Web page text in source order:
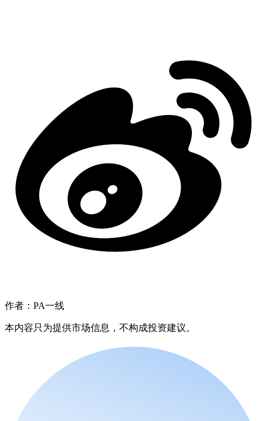
作者：PA一线
本内容只为提供市场信息，不构成投资建议。